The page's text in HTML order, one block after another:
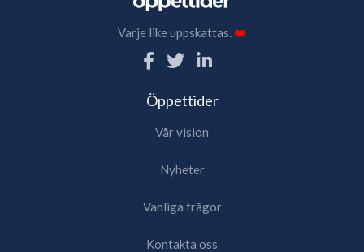
Varje like uppskattas.❤️
Öppettider
Vår vision
Nyheter
Vanliga frågor
Kontakta oss